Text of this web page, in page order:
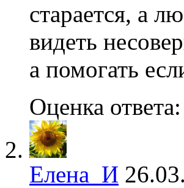
старается, а
видеть
а помогать
Оценка
Елена_И